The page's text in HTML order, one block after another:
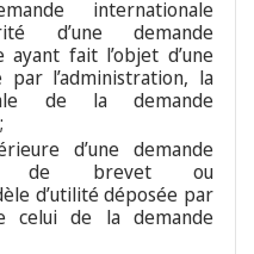
internationale
d’une demande
fait l’objet d’une
l’administration, la
de la demande
d’une demande
de brevet ou
d’utilité déposée par
celui de la demande